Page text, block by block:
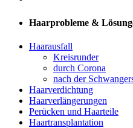
Haarprobleme &
Haarausfall
Kreisrunder
durch Corona
nach der
Haarverdichtung
Haarverlängerungen
Perücken und Haarteile
Haartransplantation